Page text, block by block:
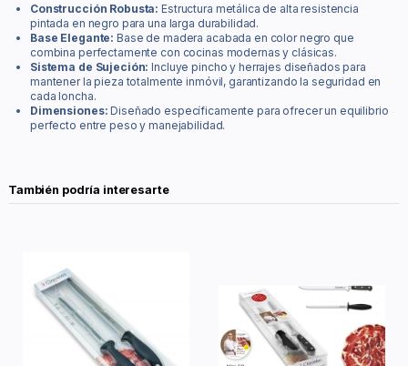
Construcción Robusta: Estructura metálica de alta resistencia
pintada en negro para una larga durabilidad.
Base Elegante: Base de madera acabada en color negro que
combina perfectamente con cocinas modernas y clásicas.
Sistema de Sujeción: Incluye pincho y herrajes diseñados para
mantener la pieza totalmente inmóvil, garantizando la seguridad en
cada loncha.
Dimensiones: Diseñado específicamente para ofrecer un equilibrio
perfecto entre peso y manejabilidad.
También podría interesarte